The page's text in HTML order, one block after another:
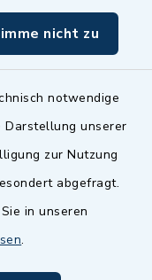
nicht zu
notwendige
Darstellung unserer
zur Nutzung
abgefragt.
in unseren
.